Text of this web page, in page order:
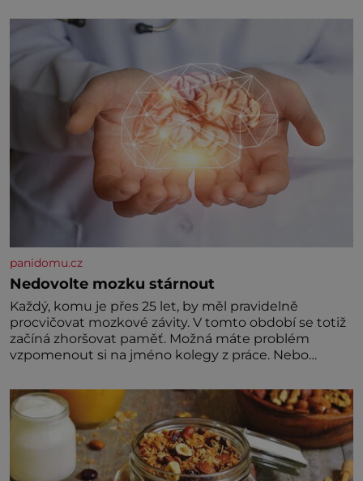
Hodně času tráví na zemi, kde sbírá zbytky semínek
Jeho domovinou je prakticky celá Austrálie s
výjimkou pobřežní oblasti.
panidomu.cz
Nedovolte mozku stárnout
Každý, komu je přes 25 let, by měl pravidelně
procvičovat mozkové závity. V tomto období se totiž
začíná zhoršovat paměť. Možná máte problém
vzpomenout si na jméno kolegy z práce. Nebo
nedávno přečetli. Je to opravdu tak, s věkem jako
kdyby se paměť rozhodla stávkovat. Cvičte